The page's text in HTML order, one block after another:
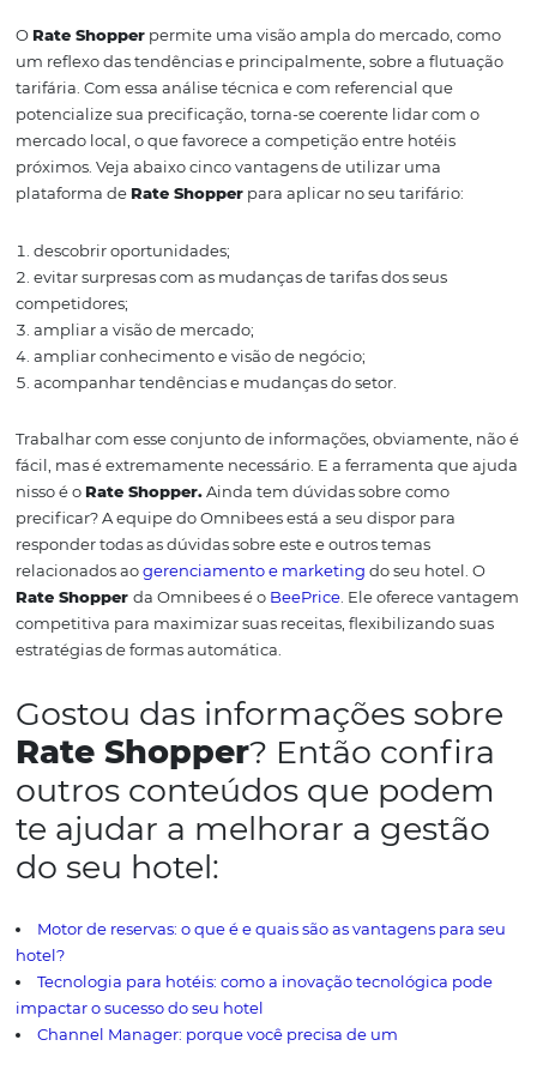
Quer saber mais sobre o
Confira:Análise de dados:
como tomar as melhores
Conhecer a
suas vantagens
A plataforma deRate Shopperanalisa dados dos
para reportar os melhores valores para determinada
Assim, conhecendo o preço que o seu concorrente
fácil competir noscanais de reservas.Se você está
entender porque é importante conhecer a
apresentar 5 vantagens para você. Afinal, todo hotel está
inserido em um ambiente competitivo, não é algo
que não é afetado pelo o que está ao seu redor.
feito através de um Rate Shopper.
Saiba mais: Saiba todos os
termos do mercado
5 vantagens do Rate
O Rate Shopperpermite uma visão ampla do mercado,
um reflexo das tendências e principalmente, sobre a
tarifária. Com essa análise técnica e com referencial que